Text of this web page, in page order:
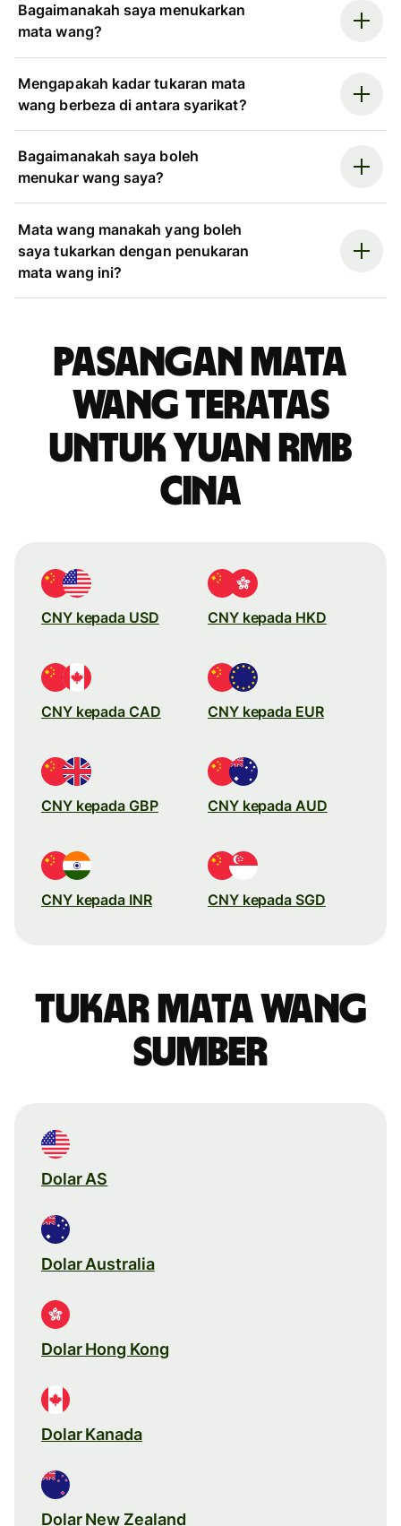
Bagaimanakah saya menukarkan
mata wang?
Mengapakah kadar tukaran mata
wang berbeza di antara syarikat?
Bagaimanakah saya boleh
menukar wang saya?
Mata wang manakah yang boleh
saya tukarkan dengan penukaran
mata wang ini?
Pasangan mata
wang teratas
untuk yuan rmb
Cina
CNY kepada USD CNY kepada HKD
CNY kepada CAD CNY kepada EUR
CNY kepada GBP CNY kepada AUD
CNY kepada INR CNY kepada SGD
Tukar mata wang
sumber
Dolar AS
Dolar Australia
Dolar Hong Kong
Dolar Kanada
Dolar New Zealand